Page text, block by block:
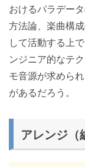
おけるパラデー
方法論、楽曲構
して活動する上
ンジニア的なテ
モ音源が求めら
があるだろう。
アレンジ（